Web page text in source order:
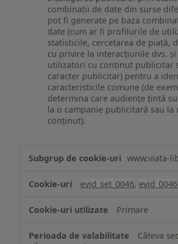
combinații de date din surse
pot fi generate pe baza
date (cum ar fi profilurile de
statisticile, cercetarea de piață,
cu privire la interacțiunile dvs.
utilizatori cu conținut publicitar
caracter publicitar) pentru a
caracteristicile comune (de
determina care audiențe țintă
la o campanie publicitară sau la
conținut).
www.viata-
evid_set_0046, evid_0046
Primare
Câteva